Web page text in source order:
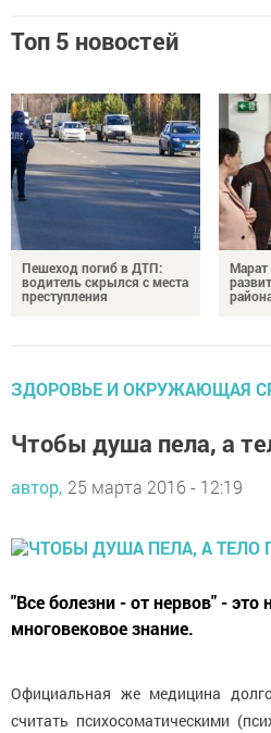
Топ 5 новостей
Пешеход погиб в ДТП:
водитель скрылся с места
преступления
Марат
ЗДОРОВЬЕ И ОКРУЖАЮЩАЯ
Чтобы душа пела, а
автор, 25 марта 2016 - 12:19
"Все болезни - от нервов" - это
многовековое знание.
Официальная же медицина
считать психосоматическими